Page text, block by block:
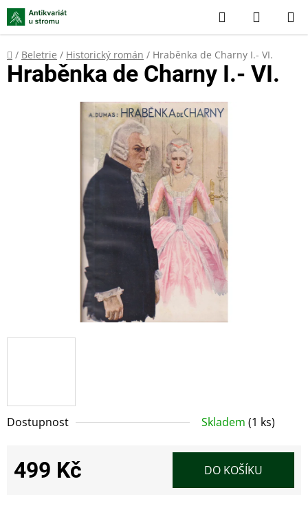
Přejít
na
obsah
Hledat
KOŠÍK
Domů
/ Beletrie / Historický román / Hraběnka de Charny I.- VI.
Dostupnost Skladem (1 ks)
499 Kč DO KOŠÍKU
Hraběnka de Charny I.- VI.